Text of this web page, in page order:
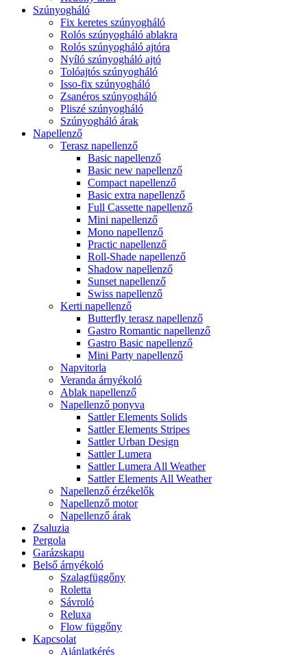
Szúnyogháló
Fix keretes szúnyogháló
Rolós szúnyogháló ablakra
Rolós szúnyogháló ajtóra
Nyíló szúnyogháló ajtó
Tolóajtós szúnyogháló
Isso-fix szúnyogháló
Zsanéros szúnyogháló
Pliszé szúnyogháló
Szúnyogháló árak
Napellenző
Terasz napellenző
Basic napellenző
Basic new napellenző
Compact napellenző
Basic extra napellenző
Full Cassette napellenző
Mini napellenző
Mono napellenző
Practic napellenző
Roll-Shade napellenző
Shadow napellenző
Sunset napellenző
Swiss napellenző
Kerti napellenző
Butterfly terasz napellenző
Gastro Romantic napellenző
Gastro Basic napellenző
Mini Party napellenző
Napvitorla
Veranda árnyékoló
Ablak napellenző
Napellenző ponyva
Sattler Elements Solids
Sattler Elements Stripes
Sattler Urban Design
Sattler Lumera
Sattler Lumera All Weather
Sattler Elements All Weather
Napellenző érzékelők
Napellenző motor
Napellenző árak
Zsaluzia
Pergola
Garázskapu
Belső árnyékoló
Szalagfüggőny
Roletta
Sávroló
Reluxa
Flow függőny
Kapcsolat
Ajánlatkérés